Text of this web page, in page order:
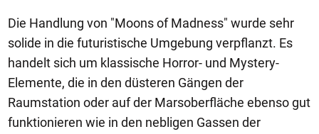
Die Handlung von "Moons of Madness" wurde sehr
solide in die futuristische Umgebung verpflanzt. Es
handelt sich um klassische Horror- und Mystery-
Elemente, die in den düsteren Gängen der
Raumstation oder auf der Marsoberfläche ebenso gut
funktionieren wie in den nebligen Gassen der